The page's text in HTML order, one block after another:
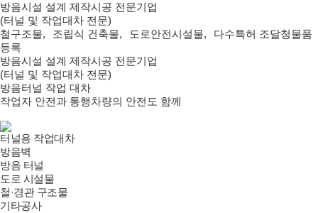
방음시설 설계 제작시공 전문기업
(터널 및 작업대차 전문)
철구조물, 조립식 건축물, 도로안전시설물,
다수특허 조달청물품
등록
방음시설 설계 제작시공 전문기업
(터널 및 작업대차 전문)
방음터널 작업 대차
작업자 안전과 통행차량의 안전도 함께
터널용 작업대차
방음벽
방음 터널
도로 시설물
철·경관 구조물
기타공사